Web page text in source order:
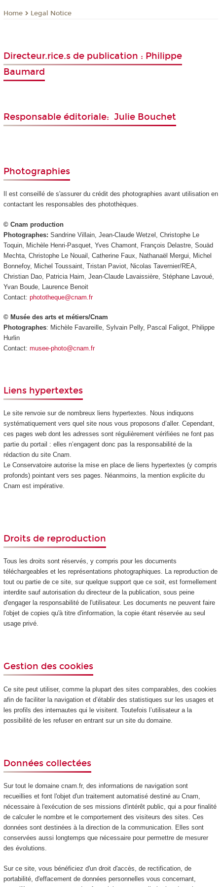
Home Legal Notice
Directeur.rice.s de publication : Philippe
Baumard
Responsable éditoriale: Julie Bouchet
Photographies
Il est conseillé de s'assurer du crédit des photographies avant utilisation en
contactant les responsables des photothèques.
© Cnam production
Photographes: Sandrine Villain, Jean-Claude Wetzel, Christophe Le
Toquin, Michèle Henri-Pasquet, Yves Chamont, François Delastre, Souäd
Mechta, Christophe Le Nouail, Catherine Faux, Nathanaël Mergui, Michel
Bonnefoy, Michel Toussaint, Tristan Paviot, Nicolas Tavernier/REA,
Christian Dao, Patricia Haim, Jean-Claude Lavaissière, Stéphane Lavoué,
Yvan Boude, Laurence Benoit
Contact: phototheque@cnam.fr
© Musée des arts et métiers/Cnam
Photographes: Michèle Favareille, Sylvain Pelly, Pascal Faligot, Philippe
Hurlin
Contact: musee-photo@cnam.fr
Liens hypertextes
Le site renvoie sur de nombreux liens hypertextes. Nous indiquons
systématiquement vers quel site nous vous proposons d’aller. Cependant,
ces pages web dont les adresses sont régulièrement vérifiées ne font pas
partie du portail : elles n’engagent donc pas la responsabilité de la
rédaction du site Cnam.
Le Conservatoire autorise la mise en place de liens hypertextes (y compris
profonds) pointant vers ses pages. Néanmoins, la mention explicite du
Cnam est impérative.
Droits de reproduction
Tous les droits sont réservés, y compris pour les documents
téléchargeables et les représentations photographiques. La reproduction de
tout ou partie de ce site, sur quelque support que ce soit, est formellement
interdite sauf autorisation du directeur de la publication, sous peine
d'engager la responsabilité de l'utilisateur. Les documents ne peuvent faire
l'objet de copies qu'à titre d'information, la copie étant réservée au seul
usage privé.
Gestion des cookies
Ce site peut utiliser, comme la plupart des sites comparables, des cookies
afin de faciliter la navigation et d’établir des statistiques sur les usages et
les profils des internautes qui le visitent. Toutefois l’utilisateur a la
possibilité de les refuser en entrant sur un site du domaine.
Données collectées
Sur tout le domaine cnam.fr, des informations de navigation sont
recueillies et font l'objet d'un traitement automatisé destiné au Cnam,
nécessaire à l'exécution de ses missions d'intérêt public, qui a pour finalité
de calculer le nombre et le comportement des visiteurs des sites. Ces
données sont destinées à la direction de la communication. Elles sont
conservées aussi longtemps que nécessaire pour permettre de mesurer
des évolutions.
Sur ce site, vous bénéficiez d'un droit d'accès, de rectification, de
portabilité, d'effacement de données personnelles vous concernant,